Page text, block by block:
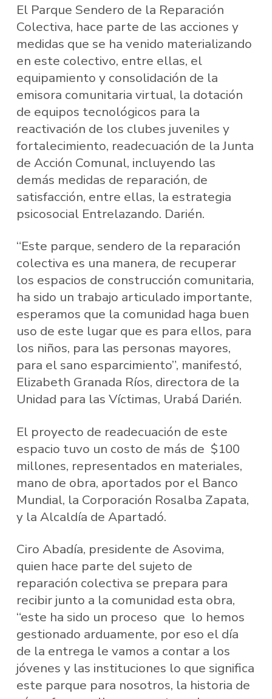
El Parque Sendero de la Reparación
Colectiva, hace parte de las acciones y
medidas que se ha venido materializando
en este colectivo, entre ellas, el
equipamiento y consolidación de la
emisora comunitaria virtual, la dotación
de equipos tecnológicos para la
reactivación de los clubes juveniles y
fortalecimiento, readecuación de la Junta
de Acción Comunal, incluyendo las
demás medidas de reparación, de
satisfacción, entre ellas, la estrategia
psicosocial Entrelazando. Darién.
“Este parque, sendero de la reparación
colectiva es una manera, de recuperar
los espacios de construcción comunitaria,
ha sido un trabajo articulado importante,
esperamos que la comunidad haga buen
uso de este lugar que es para ellos, para
los niños, para las personas mayores,
para el sano esparcimiento”, manifestó,
Elizabeth Granada Ríos, directora de la
Unidad para las Víctimas, Urabá Darién.
El proyecto de readecuación de este
espacio tuvo un costo de más de $100
millones, representados en materiales,
mano de obra, aportados por el Banco
Mundial, la Corporación Rosalba Zapata,
y la Alcaldía de Apartadó.
Ciro Abadía, presidente de Asovima,
quien hace parte del sujeto de
reparación colectiva se prepara para
recibir junto a la comunidad esta obra,
“este ha sido un proceso que lo hemos
gestionado arduamente, por eso el día
de la entrega le vamos a contar a los
jóvenes y las instituciones lo que significa
este parque para nosotros, la historia de